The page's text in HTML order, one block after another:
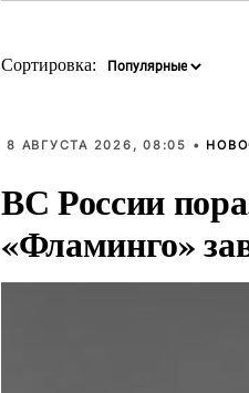
Сортировка:
8 АВГУСТА 2026, 08:05 •
ВС России
«Фламинго»